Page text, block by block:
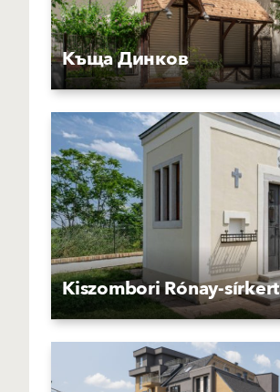
Къща Динков
Kiszombori Rónay-sírkert